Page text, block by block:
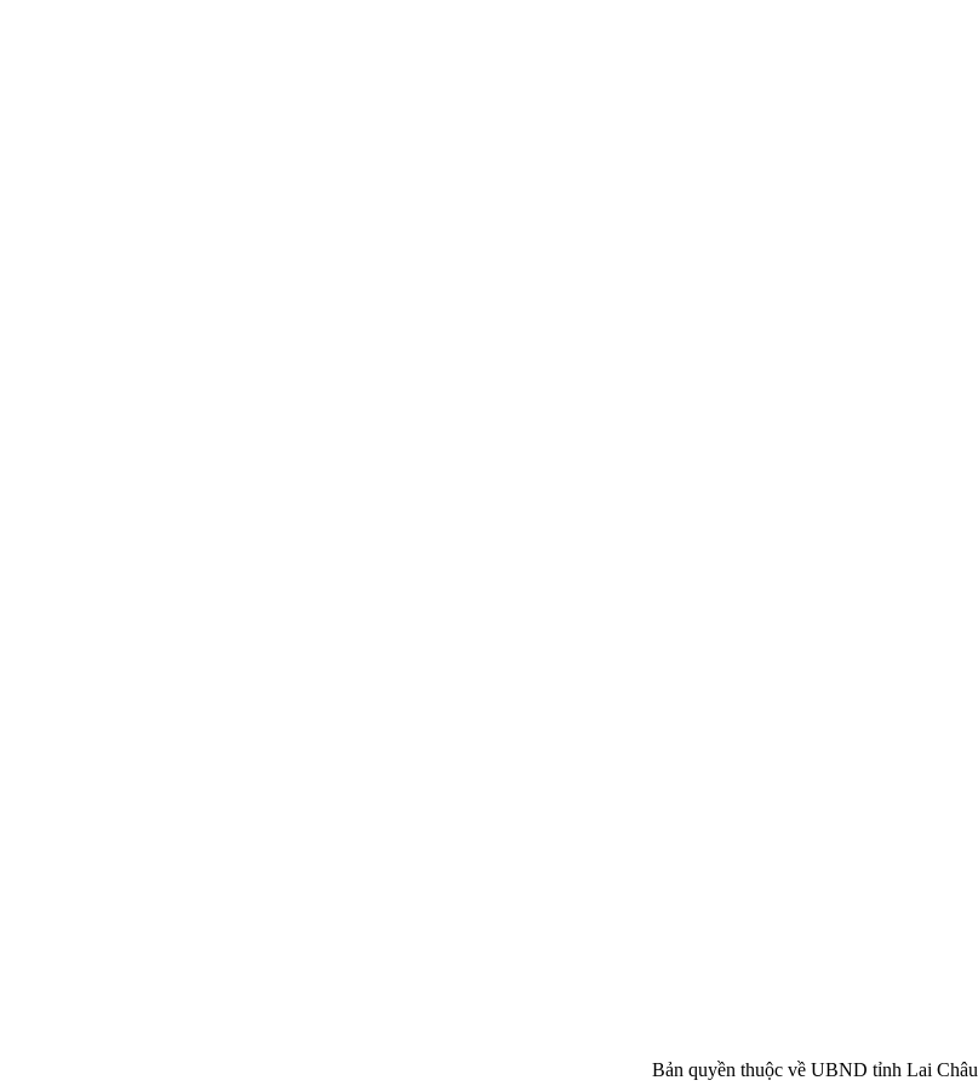
Bản quyền thuộc về UBND tỉnh Lai Châu